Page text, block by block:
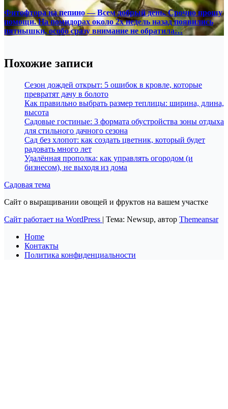
Фитофтора на пепино — Всем добрый день. Срочно прошу
помощи. На помидорах около 2х недель назад появились
пятнышки, особо сразу внимание не обратила…
Похожие записи
Сезон дождей открыт: 5 ошибок в кровле, которые
превратят дачу в болото
Как правильно выбрать размер теплицы: ширина, длина,
высота
Садовые гостиные: 3 формата обустройства зоны отдыха
для стильного дачного сезона
Сад без хлопот: как создать цветник, который будет
радовать много лет
Удалённая прополка: как управлять огородом (и
бизнесом), не выходя из дома
Садовая тема
Сайт о выращивании овощей и фруктов на вашем участке
Сайт работает на WordPress | Тема: Newsup, автор Themeansar
Home
Контакты
Политика конфиденциальности